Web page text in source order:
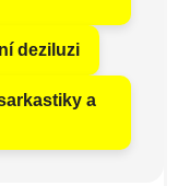
deziluzi
a